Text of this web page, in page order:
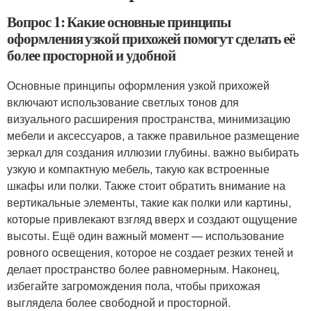
Вопрос 1: Какие основные принципы
оформления узкой прихожей помогут сделать её
более просторной и удобной
Основные принципы оформления узкой прихожей
включают использование светлых тонов для
визуального расширения пространства, минимизацию
мебели и аксессуаров, а также правильное размещение
зеркал для создания иллюзии глубины. важно выбирать
узкую и компактную мебель, такую как встроенные
шкафы или полки. Также стоит обратить внимание на
вертикальные элементы, такие как полки или картины,
которые привлекают взгляд вверх и создают ощущение
высоты. Ещё один важный момент — использование
ровного освещения, которое не создает резких теней и
делает пространство более равномерным. Наконец,
избегайте загромождения пола, чтобы прихожая
выглядела более свободной и просторной.